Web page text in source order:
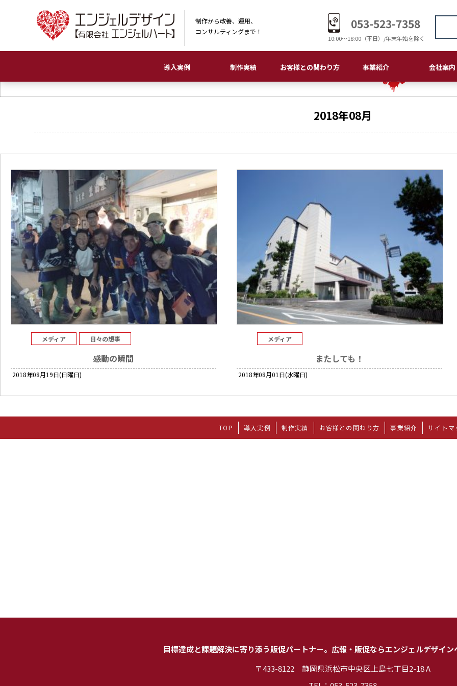
制作から改善、運用、
コンサルティングまで！
053-523-7358
10:00〜18:00（平日）/年末年始を除く
導入実例
農業
物販店
制作実績
ホームページ・LP
印刷物
ロゴデザイン
看板・サイン
イラスト・マンガ
動画制作・編集
お客様との関わり方
おつきあいの流れ ホームページ・LP
印刷物
ロゴデザイン
看板・サイン
イラスト・マンガ
大切にしていること
事業紹介
クロスメディア事業部
ITソリューション事業部
会社案内
会社概要
経営理念
会社沿革
環境理念
品質理念
個人情報保
アクセス
2018年08月
メディア 日々の想事
感動の瞬間
2018年08月19日(日曜日)
メディア
またしても！
2018年08月01日(水曜日)
TOP 導入実例 制作実績 お客様との関わり方 事業紹介 サイトマ
目標達成と課題解決に寄り添う販促パートナー。 広報・販促ならエンジェルデザイ
〒433-8122 静岡県浜松市中央区上島七丁目2-18 A